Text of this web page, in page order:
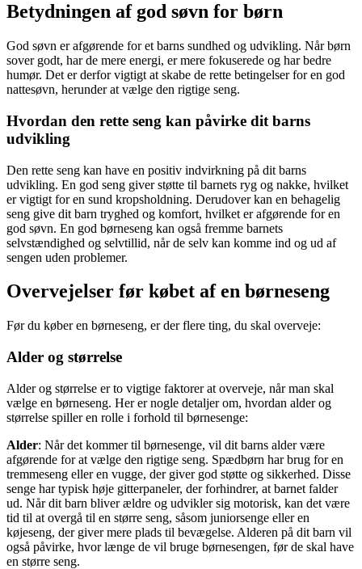
Betydningen af god søvn for børn
God søvn er afgørende for et barns sundhed og udvikling. Når børn
sover godt, har de mere energi, er mere fokuserede og har bedre
humør. Det er derfor vigtigt at skabe de rette betingelser for en god
nattesøvn, herunder at vælge den rigtige seng.
Hvordan den rette seng kan påvirke dit barns
udvikling
Den rette seng kan have en positiv indvirkning på dit barns
udvikling. En god seng giver støtte til barnets ryg og nakke, hvilket
er vigtigt for en sund kropsholdning. Derudover kan en behagelig
seng give dit barn tryghed og komfort, hvilket er afgørende for en
god søvn. En god børneseng kan også fremme barnets
selvstændighed og selvtillid, når de selv kan komme ind og ud af
sengen uden problemer.
Overvejelser før købet af en børneseng
Før du køber en børneseng, er der flere ting, du skal overveje:
Alder og størrelse
Alder og størrelse er to vigtige faktorer at overveje, når man skal
vælge en børneseng. Her er nogle detaljer om, hvordan alder og
størrelse spiller en rolle i forhold til børnesenge:
Alder: Når det kommer til børnesenge, vil dit barns alder være
afgørende for at vælge den rigtige seng. Spædbørn har brug for en
tremmeseng eller en vugge, der giver god støtte og sikkerhed. Disse
senge har typisk høje gitterpaneler, der forhindrer, at barnet falder
ud. Når dit barn bliver ældre og udvikler sig motorisk, kan det være
tid til at overgå til en større seng, såsom juniorsenge eller en
køjeseng, der giver mere plads til bevægelse. Alderen på dit barn vil
også påvirke, hvor længe de vil bruge børnesengen, før de skal have
en større seng.